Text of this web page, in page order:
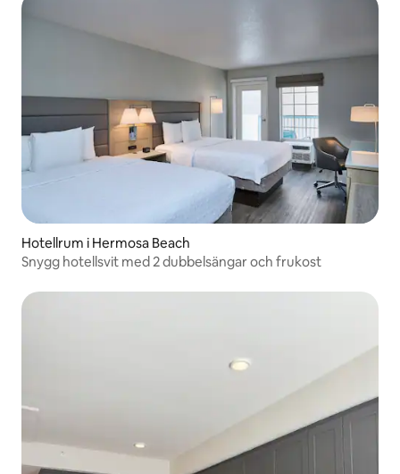
Hotellrum i Hermosa Beach
Snygg hotellsvit med 2 dubbelsängar och frukost